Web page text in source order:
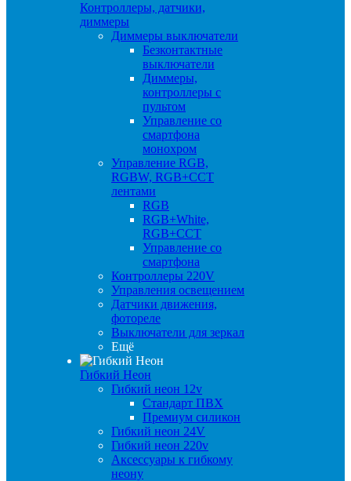
Контроллеры, датчики,
диммеры
Диммеры выключатели
Безконтактные
выключатели
Диммеры,
контроллеры с
пультом
Управление со
смартфона
монохром
Управление RGB,
RGBW, RGB+CCT
лентами
RGB
RGB+White,
RGB+CCT
Управление со
смартфона
Контроллеры 220V
Управления освещением
Датчики движения,
фотореле
Выключатели для зеркал
Ещё
Гибкий Неон
Гибкий неон 12v
Стандарт ПВХ
Премиум силикон
Гибкий неон 24V
Гибкий неон 220v
Аксессуары к гибкому
неону